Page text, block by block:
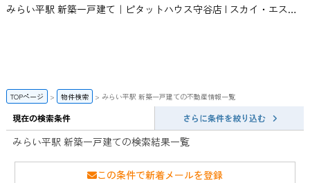
みらい平駅 新築一戸建て｜ピタットハウス守谷店 | スカイ・エステート
TOPページ 物件検索 みらい平駅 新築一戸建ての不動産情報一覧
現在の検索条件 さらに条件を絞り込む
みらい平駅 新築一戸建ての検索結果一覧
この条件で新着メールを登録